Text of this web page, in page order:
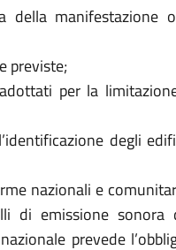
della manifestazione
previste;
per la
degli
nazionali e
di emissione sonora
prevede